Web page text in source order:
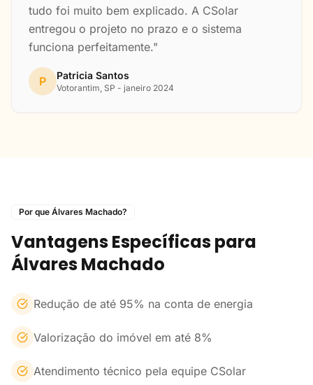
tudo foi muito bem explicado. A CSolar
entregou o projeto no prazo e o sistema
funciona perfeitamente."
P Patricia Santos
Votorantim, SP - janeiro 2024
Por que Álvares Machado?
Vantagens Específicas para
Álvares Machado
Redução de até 95% na conta de energia
Valorização do imóvel em até 8%
Atendimento técnico pela equipe CSolar